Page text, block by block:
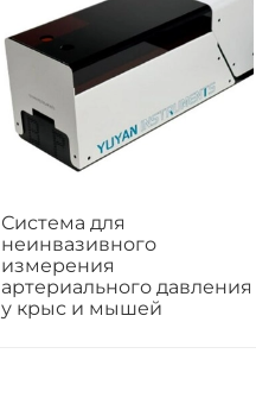
Система для
неинвазивного
измерения
артериального давления
у крыс и мышей